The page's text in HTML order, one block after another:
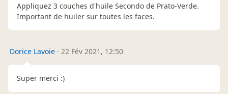
Appliquez 3 couches d'huile Secondo de Prato-Verde.
Important de huiler sur toutes les faces.
Dorice Lavoie · 22 Fév 2021, 12:50
Super merci :)